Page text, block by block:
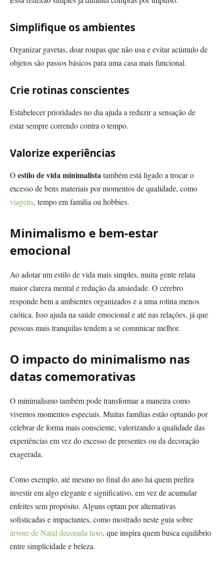
Simplifique os ambientes
Organizar gavetas, doar roupas que não usa e evitar acúmulo de
objetos são passos básicos para uma casa mais funcional.
Crie rotinas conscientes
Estabelecer prioridades no dia ajuda a reduzir a sensação de
estar sempre correndo contra o tempo.
Valorize experiências
O estilo de vida minimalista também está ligado a trocar o
excesso de bens materiais por momentos de qualidade, como
viagens, tempo em família ou hobbies.
Minimalismo e bem-estar
emocional
Ao adotar um estilo de vida mais simples, muita gente relata
maior clareza mental e redução da ansiedade. O cérebro
responde bem a ambientes organizados e a uma rotina menos
caótica. Isso ajuda na saúde emocional e até nas relações, já que
pessoas mais tranquilas tendem a se comunicar melhor.
O impacto do minimalismo nas
datas comemorativas
O minimalismo também pode transformar a maneira como
vivemos momentos especiais. Muitas famílias estão optando por
celebrar de forma mais consciente, valorizando a qualidade das
experiências em vez do excesso de presentes ou da decoração
exagerada.
Como exemplo, até mesmo no final do ano há quem prefira
investir em algo elegante e significativo, em vez de acumular
enfeites sem propósito. Alguns optam por alternativas
sofisticadas e impactantes, como mostrado neste guia sobre
árvore de Natal decorada luxo, que inspira quem busca equilíbrio
entre simplicidade e beleza.